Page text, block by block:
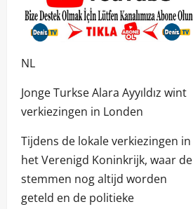
NL
Jonge Turkse Alara Ayyıldız wint
verkiezingen in Londen
Tijdens de lokale verkiezingen in
het Verenigd Koninkrijk, waar de
stemmen nog altijd worden
geteld en de politieke